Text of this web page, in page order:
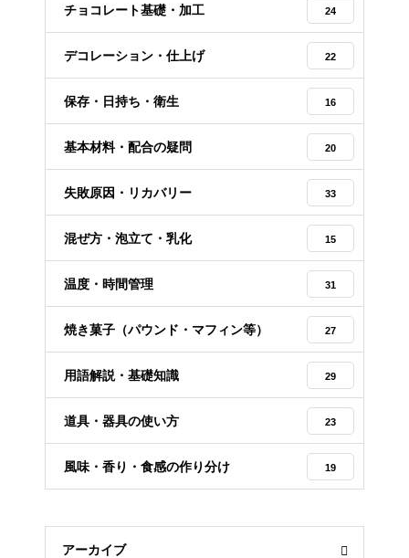
チョコレート基礎・加工 24
デコレーション・仕上げ 22
保存・日持ち・衛生 16
基本材料・配合の疑問 20
失敗原因・リカバリー 33
混ぜ方・泡立て・乳化 15
温度・時間管理 31
焼き菓子（パウンド・マフィン等） 27
用語解説・基礎知識 29
道具・器具の使い方 23
風味・香り・食感の作り分け 19
アーカイブ